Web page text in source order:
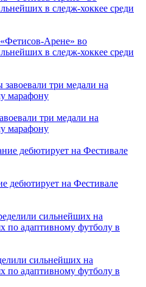
Арене» во
в следж-хоккее среди
три медали на
марафону
дебютирует на Фестивале
сильнейших на
по адаптивному футболу в